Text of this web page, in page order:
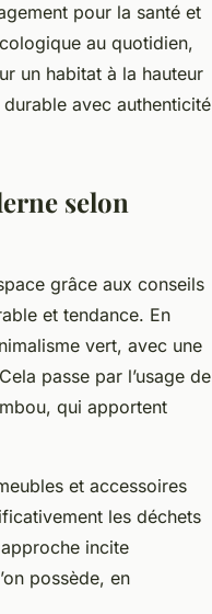
pour la santé et
au quotidien,
un habitat à la hauteur
avec authenticité
selon
grâce aux conseils
et tendance. En
vert, avec une
passe par l’usage de
qui apportent
et accessoires
les déchets
incite
possède, en